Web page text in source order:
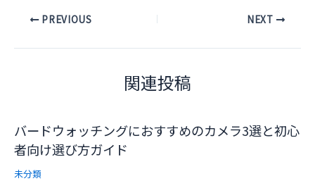
PostPREVIOUS NEXT
関連投稿
バードウォッチングにおすすめのカメラ3選と初心
者向け選び方ガイド
未分類